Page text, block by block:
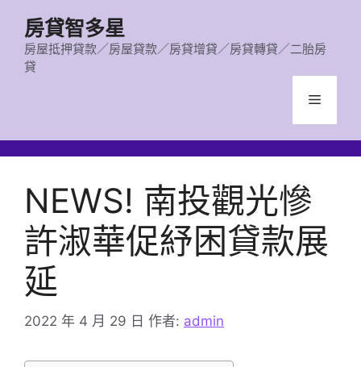
房貸智多星
房屋抵押貸款／房屋貸款／房貸增貸／房貸轉貸／二胎房
貸
選
NEWS! 南投觀光慘
許淑華促紓困貸款展
延
2022 年 4 月 29 日 作者: admin